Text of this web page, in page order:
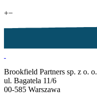
+−
Brookfield Partners sp. z o. o.
ul. Bagatela 11/6
00-585 Warszawa